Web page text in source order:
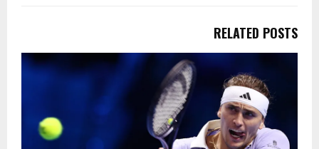
RELATED POSTS